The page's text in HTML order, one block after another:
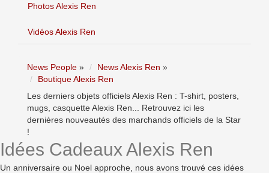
Photos Alexis Ren
Vidéos Alexis Ren
News People » News Alexis Ren »
Boutique Alexis Ren
Les derniers objets officiels Alexis Ren : T-shirt, posters,
mugs, casquette Alexis Ren... Retrouvez ici les
dernières nouveautés des marchands officiels de la Star
!
Idées Cadeaux Alexis Ren
Un anniversaire ou Noel approche, nous avons trouvé ces idées